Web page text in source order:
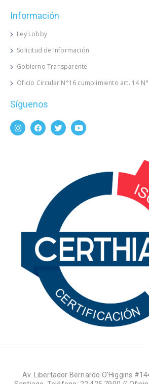
Información
Ley Lobby
Solicitud de Información
Gobierno Transparente
Oficio Circular N°16 cumplimiento art. 14
Síguenos
Av. Libertador Bernardo O'Higgins